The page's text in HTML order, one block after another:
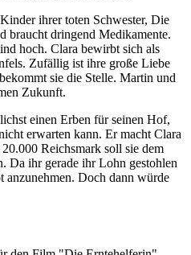
ihrer toten Schwester, Die
braucht dringend Medikamente.
hoch. Clara bewirbt sich als
Zufällig ist ihre große Liebe
sie die Stelle. Martin und
Zukunft.
einen Erben für seinen Hof,
erwarten kann. Er macht Clara
Reichsmark soll sie dem
Da ihr gerade ihr Lohn gestohlen
anzunehmen. Doch dann würde